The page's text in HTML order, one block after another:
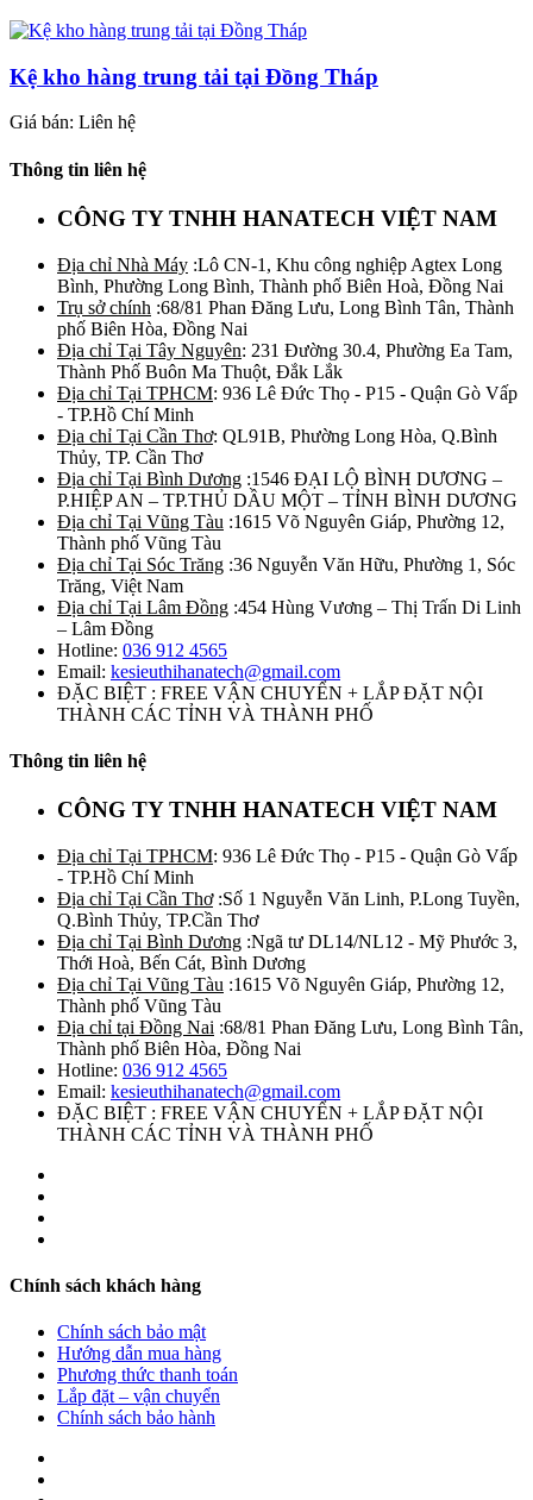
Kệ kho hàng trung tải tại Đồng Tháp
Giá bán: Liên hệ
Thông tin liên hệ
CÔNG TY TNHH HANATECH VIỆT NAM
Địa chỉ Nhà Máy :Lô CN-1, Khu công nghiệp Agtex Long
Bình, Phường Long Bình, Thành phố Biên Hoà, Đồng Nai
Trụ sở chính :68/81 Phan Đăng Lưu, Long Bình Tân, Thành
phố Biên Hòa, Đồng Nai
Địa chỉ Tại Tây Nguyên: 231 Đường 30.4, Phường Ea Tam,
Thành Phố Buôn Ma Thuột, Đắk Lắk
Địa chỉ Tại TPHCM: 936 Lê Đức Thọ - P15 - Quận Gò Vấp
- TP.Hồ Chí Minh
Địa chỉ Tại Cần Thơ: QL91B, Phường Long Hòa, Q.Bình
Thủy, TP. Cần Thơ
Địa chỉ Tại Bình Dương :1546 ĐẠI LỘ BÌNH DƯƠNG –
P.HIỆP AN – TP.THỦ DẦU MỘT – TỈNH BÌNH DƯƠNG
Địa chỉ Tại Vũng Tàu :1615 Võ Nguyên Giáp, Phường 12,
Thành phố Vũng Tàu
Địa chỉ Tại Sóc Trăng :36 Nguyễn Văn Hữu, Phường 1, Sóc
Trăng, Việt Nam
Địa chỉ Tại Lâm Đồng :454 Hùng Vương – Thị Trấn Di Linh
– Lâm Đồng
Hotline: 036 912 4565
Email: kesieuthihanatech@gmail.com
ĐẶC BIỆT : FREE VẬN CHUYỂN + LẮP ĐẶT NỘI
THÀNH CÁC TỈNH VÀ THÀNH PHỐ
Thông tin liên hệ
CÔNG TY TNHH HANATECH VIỆT NAM
Địa chỉ Tại TPHCM: 936 Lê Đức Thọ - P15 - Quận Gò Vấp
- TP.Hồ Chí Minh
Địa chỉ Tại Cần Thơ:Số 1 Nguyễn Văn Linh, P.Long Tuyền,
Q.Bình Thủy, TP.Cần Thơ
Địa chỉ Tại Bình Dương :Ngã tư DL14/NL12 - Mỹ Phước 3,
Thới Hoà, Bến Cát, Bình Dương
Địa chỉ Tại Vũng Tàu :1615 Võ Nguyên Giáp, Phường 12,
Thành phố Vũng Tàu
Địa chỉ tại Đồng Nai :68/81 Phan Đăng Lưu, Long Bình Tân,
Thành phố Biên Hòa, Đồng Nai
Hotline: 036 912 4565
Email: kesieuthihanatech@gmail.com
ĐẶC BIỆT : FREE VẬN CHUYỂN + LẮP ĐẶT NỘI
THÀNH CÁC TỈNH VÀ THÀNH PHỐ
Chính sách khách hàng
Chính sách bảo mật
Hướng dẫn mua hàng
Phương thức thanh toán
Lắp đặt – vận chuyển
Chính sách bảo hành